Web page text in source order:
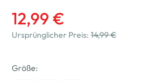
12,99 €
Ursprünglicher Preis: 14,99 €
Größe: